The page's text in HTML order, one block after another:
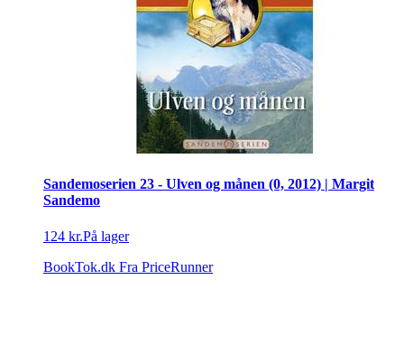
Sandemoserien 23 - Ulven og månen (0, 2012) | Margit
Sandemo
124 kr.På lager
BookTok.dk Fra PriceRunner